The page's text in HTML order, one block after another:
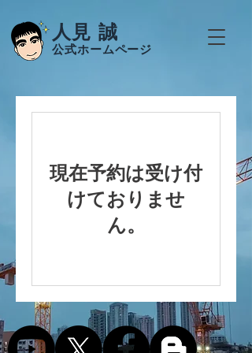
人見 誠
公式ホームページ
現在予約は受け付
けておりませ
ん。